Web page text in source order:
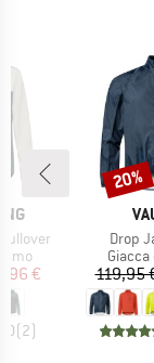
ridotto
€
(2)
Drop
119,95
Sconto
20%